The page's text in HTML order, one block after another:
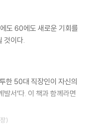
명히 보일 정도로 붉으락
소리로 이렇게 말했습니다.
게 합니까? 저에게 명령하
의 흐름을 따라가는 것이었
하게 알고 사용하는 것 말
붙었다고 느꼈을 즈음, 저
콘밸리에 진출하는 놀라운
영어 실력이란 마치 근육
한다. 지금 이 순간에도 영
스 김이 50대 직장인의 눈
를 담은 영어 계발서 『영
을 찾아왔다. 아침마다 10k
체력’을 무기 삼아 구글러
도 60에도 새로운 기회를
것이다.
한 50대 직장인이 자신의
서’다. 이 책과 함께라면
)